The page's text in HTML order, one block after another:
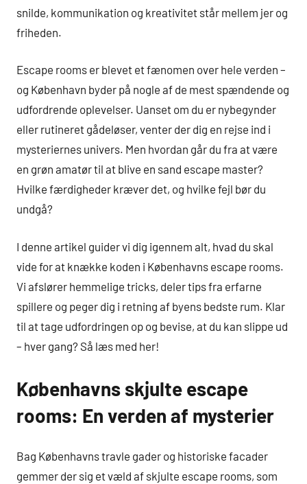
snilde, kommunikation og kreativitet står mellem jer og
friheden.
Escape rooms er blevet et fænomen over hele verden –
og København byder på nogle af de mest spændende og
udfordrende oplevelser. Uanset om du er nybegynder
eller rutineret gådeløser, venter der dig en rejse ind i
mysteriernes univers. Men hvordan går du fra at være
en grøn amatør til at blive en sand escape master?
Hvilke færdigheder kræver det, og hvilke fejl bør du
undgå?
I denne artikel guider vi dig igennem alt, hvad du skal
vide for at knække koden i Københavns escape rooms.
Vi afslører hemmelige tricks, deler tips fra erfarne
spillere og peger dig i retning af byens bedste rum. Klar
til at tage udfordringen op og bevise, at du kan slippe ud
– hver gang? Så læs med her!
Københavns skjulte escape
rooms: En verden af mysterier
Bag Københavns travle gader og historiske facader
gemmer der sig et væld af skjulte escape rooms, som